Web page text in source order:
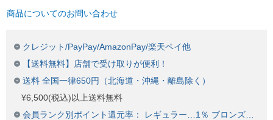
商品についてのお問い合わせ
クレジット/PayPay/AmazonPay/楽天ペイ他
【送料無料】店舗で受け取りが便利！
送料 全国一律650円（北海道・沖縄・離島除く）
¥6,500(税込)以上送料無料
会員ランク別ポイント還元率： レギュラー…1％ ブロンズ…